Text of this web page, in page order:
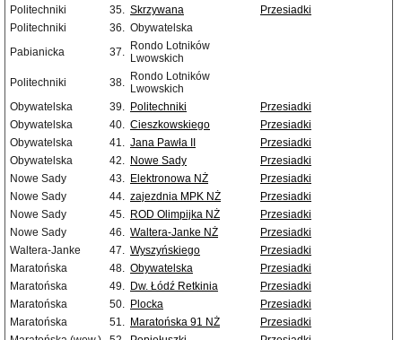
Politechniki 35. Skrzywana
Przesiadki
Politechniki
36. Obywatelska
Pabianicka
37. Rondo Lotników
Lwowskich
Politechniki
38. Rondo Lotników
Lwowskich
Obywatelska
39. Politechniki
Przesiadki
Obywatelska
40. Cieszkowskiego
Przesiadki
Obywatelska
41. Jana Pawła II
Przesiadki
Obywatelska
42. Nowe Sady
Przesiadki
Nowe Sady
43. Elektronowa NŻ
Przesiadki
Nowe Sady
44. zajezdnia MPK NŻ
Przesiadki
Nowe Sady
45. ROD Olimpijka NŻ
Przesiadki
Nowe Sady
46. Waltera-Janke NŻ
Przesiadki
Waltera-Janke
47. Wyszyńskiego
Przesiadki
Maratońska
48. Obywatelska
Przesiadki
Maratońska
49. Dw. Łódź Retkinia
Przesiadki
Maratońska
50. Plocka
Przesiadki
Maratońska
51. Maratońska 91 NŻ
Przesiadki